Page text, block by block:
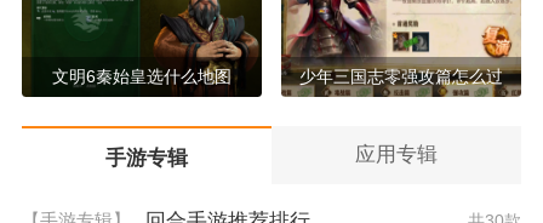
文明6秦始皇选什么地图 少年三国志零强攻篇怎么过
手游专辑 应用专辑